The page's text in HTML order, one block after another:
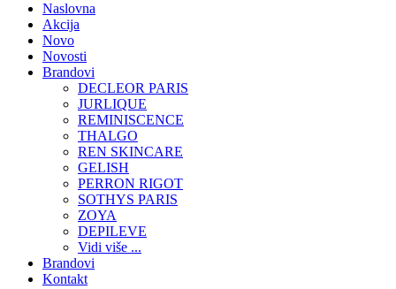
Naslovna
Akcija
Novo
Novosti
Brandovi
DECLEOR PARIS
JURLIQUE
REMINISCENCE
THALGO
REN SKINCARE
GELISH
PERRON RIGOT
SOTHYS PARIS
ZOYA
DEPILEVE
Vidi više ...
Brandovi
Kontakt